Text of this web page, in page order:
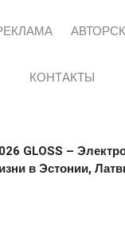
КОНТАКТЫ
GLOSS –
в Эстонии,